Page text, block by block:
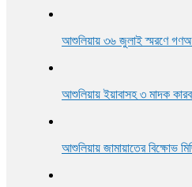
আশুলিয়ায় ৩৬ জুলাই স্মরণে
আশুলিয়ায় ইয়াবাসহ ৩ মাদক
আশুলিয়ায় জামায়াতের বিক্ষোভ